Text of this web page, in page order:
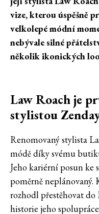
vize, kterou úspěšně
velkolepé módní
nebývale silné
několik ikonických
Law Roach je
stylistou
Renomovaný stylista
módě díky svému
Jeho kariérní posun ke
poměrně neplánovaný.
rozhodl přestěhovat do
historie jeho